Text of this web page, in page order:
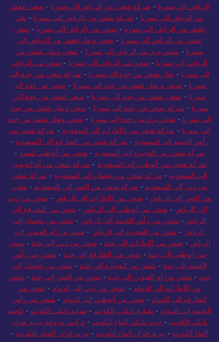
الرياض الى سوريا - شركة شحن من الرياض الى سوريا - شحن عفش
من الرياض الي سوريا - شركة شحن من الرياض الي سوريا - نقل
عفش من الرياض الى سوريا - شحن من الرياض الى سوريا - شحن
عفش من الرياض الي سوريا - شحن ونقل عفش من الرياض الي
سوريا - شحن بري من الرياض إلى سوريا - شحن ونقل عفش من
الرياض الي سوريا - شحن من الرياض الى سوريا - شحن من الرياض
الى سوريا - نقل عفش من جدة الى سوريا - شركة شحن من جدة الى
سوريا - شحن و نقل عفش من جدة الى سوريا - شحن من جدة الى
سوريا - شحن عفش من جدة الى سوريا - شحن عفش من جدة الي
سوريا - شركة شحن من جدة الي سوريا - شحن ونقل عفش من جدة
الي سوريا - شحن بري من جدة إلى سوريا - شحن ونقل عفش من جدة
الي سوريا - شركة شحن من الإمارات إلى السعودية - شركة شحن من
رأس الخيمة إلى السعودية - شركة شحن من الشارقة إلى السعودية -
شركة شحن من الفجيرة إلى السعودية - شحن من أبوظبي لمصر -
شركة شحن من أبوظبي إلى السعودية - شركة شحن من أم القيوين
إلى السعودية - شركة شحن من عجمان إلى السعودية - شركة شحن
من دبي إلى السعودية - شركة شحن من العين إلى السعودية - شحن
من العين إلى الرياض - شحن من الإمارات إلى الرياض - شحن من دبي
إلى الرياض - شحن من أبوظبي إلى الرياض - شحن من الشارقة إلى
الرياض - شحن من رأس الخيمة إلى الرياض - شحن من عجمان إلى
الرياض - شحن من الفجيرة إلى الرياض - شحن من أم القيوين إلى
الرياض - شحن من الإمارات إلى جدة - شحن من دبي إلى جدة - شحن
من أبوظبي إلى جدة - شحن من الشارقة إلى جدة - شحن من رأس
الخيمة الى جدة - شحن من الفجيرة إلى جدة - شحن من عجمان إلى
جدة - شحن من أم القيوين إلى جدة - شحن من العين إلى جدة - شحن
من الإمارات إلى الدمام - شحن من دبي إلى الدمام - شحن من
الشارقة إلى الدمام - شحن من أبوظبي إلى الدمام - شحن من رأس
الخيمة إلى الدمام -تصليح تانكي بالكويت - صيانة تانكي الكويت -تلحيم
تانكي الكويت -تبريد تانكي الماء الكويت - تركيب مروحة تبريد خزان
الماء الكويت -تبريد خزان الماء الكويت - تبريد خزان المياه بالكويت -